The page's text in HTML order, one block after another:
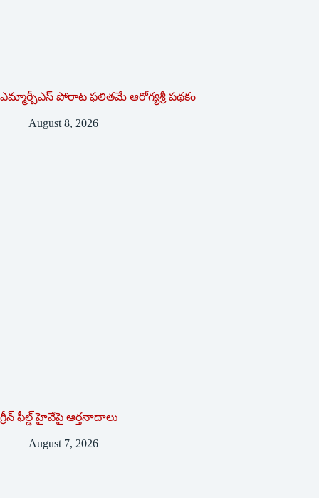
ఎమ్మార్పీఎస్ పోరాట ఫలితమే ఆరోగ్యశ్రీ పథకం
August 8, 2026
గ్రీన్ ఫీల్డ్ హైవేపై ఆర్తనాదాలు
August 7, 2026